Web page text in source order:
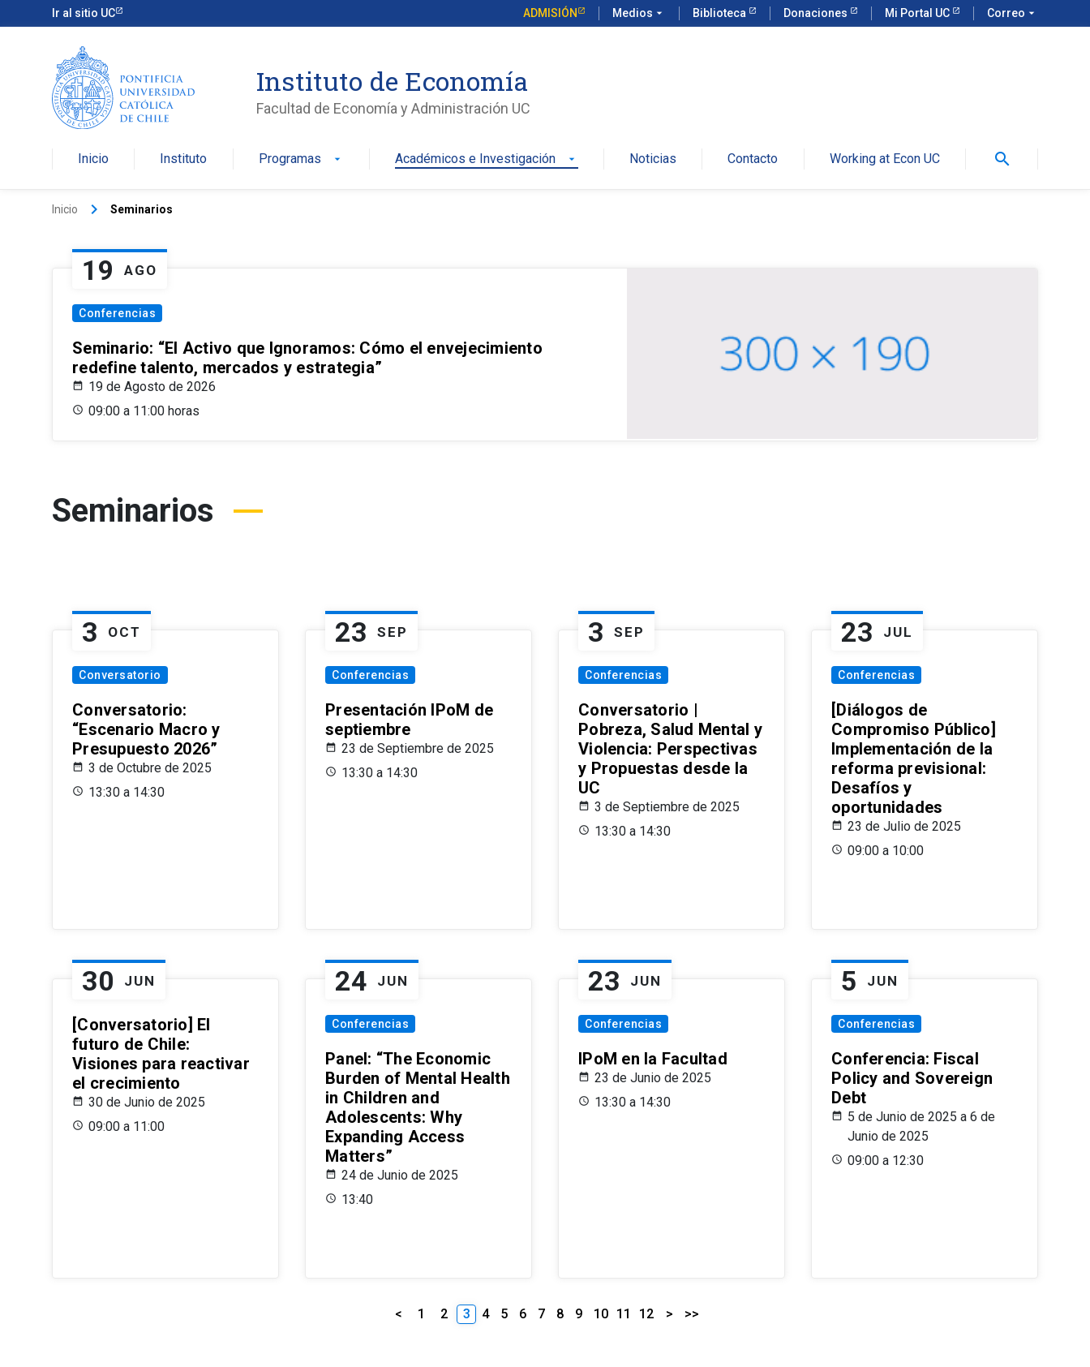
Ir al sitio UC ADMISIÓN Medios arrow_drop_down Biblioteca Donaciones Mi Portal UC Correo arrow_drop_down
Instituto de Economía
Facultad de Economía y Administración UC
Inicio Instituto Programas arrow_drop_down Académicos e Investigación arrow_drop_down Noticias Contacto Working at Econ UC search
Inicio keyboard_arrow_right Seminarios
19 AGO
Conferencias
Seminario: “El Activo que Ignoramos: Cómo el envejecimiento
redefine talento, mercados y estrategia”
19 de Agosto de 2026
09:00 a 11:00 horas
Seminarios
3 OCT
Conversatorio
Conversatorio:
“Escenario Macro y
Presupuesto 2026”
3 de Octubre de 2025
13:30 a 14:30
23 SEP
Conferencias
Presentación IPoM de
septiembre
23 de Septiembre de 2025
13:30 a 14:30
3 SEP
Conferencias
Conversatorio |
Pobreza, Salud Mental y
Violencia: Perspectivas
y Propuestas desde la
UC
3 de Septiembre de 2025
13:30 a 14:30
23 JUL
Conferencias
[Diálogos de
Compromiso Público]
Implementación de la
reforma previsional:
Desafíos y
oportunidades
23 de Julio de 2025
09:00 a 10:00
30 JUN
[Conversatorio] El
futuro de Chile:
Visiones para reactivar
el crecimiento
30 de Junio de 2025
09:00 a 11:00
24 JUN
Conferencias
Panel: “The Economic
Burden of Mental Health
in Children and
Adolescents: Why
Expanding Access
Matters”
24 de Junio de 2025
13:40
23 JUN
Conferencias
IPoM en la Facultad
23 de Junio de 2025
13:30 a 14:30
5 JUN
Conferencias
Conferencia: Fiscal
Policy and Sovereign
Debt
5 de Junio de 2025 a 6 de
Junio de 2025
09:00 a 12:30
< 1 2 3 4 5 6 7 8 9 10 11 12 > >>